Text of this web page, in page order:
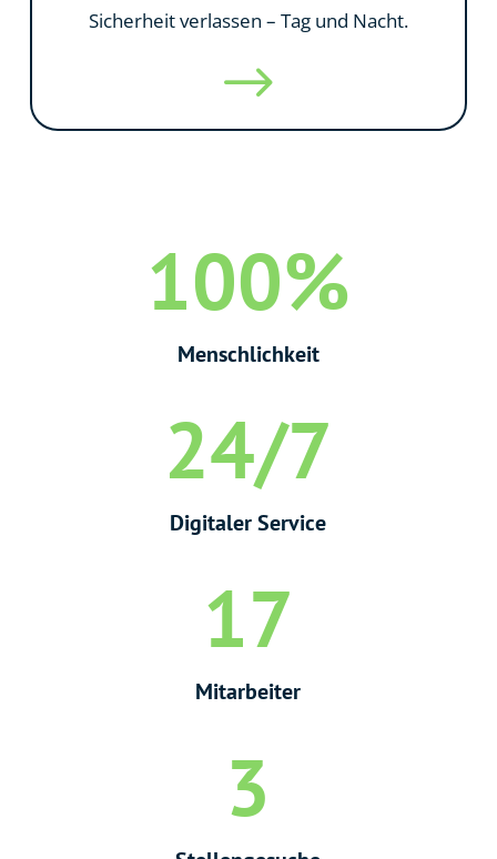
Sicherheit verlassen – Tag und Nacht.
$
100%
Menschlichkeit
24/7
Digitaler Service
17
Mitarbeiter
3